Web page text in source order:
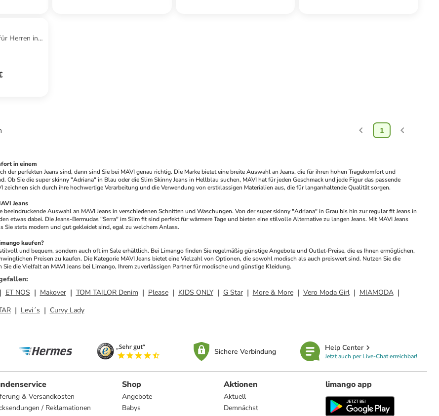
Herren in
1
in einem
der perfekten Jeans sind, dann sind Sie bei MAVI genau richtig. Die Marke bietet eine breite Auswahl an Jeans, die für ihren hohen Tragekomfort und
Ob Sie die super skinny "Adriana" in Blau oder die Slim Skinny Jeans in Hellblau suchen, MAVI hat für jeden Geschmack und jede Figur das passende
zeichnen sich durch ihre hochwertige Verarbeitung und die Verwendung von erstklassigen Materialien aus, die für langanhaltende Qualität sorgen.
Jeans
beeindruckende Auswahl an MAVI Jeans in verschiedenen Schnitten und Waschungen. Von der super skinny "Adriana" in Grau bis hin zur regular fit Jeans in
etwas dabei. Die Jeans-Bermudas "Serra" im Slim fit sind perfekt für wärmere Tage und bieten eine stilvolle Alternative zu langen Jeans. Mit MAVI Jeans
Sie stets modern und gut gekleidet sind, egal zu welchem Anlass.
kaufen?
und bequem, sondern auch oft im Sale erhältlich. Bei Limango finden Sie regelmäßig günstige Angebote und Outlet-Preise, die es Ihnen ermöglichen,
Preisen zu kaufen. Die Kategorie MAVI Jeans bietet eine Vielzahl von Optionen, die sowohl modisch als auch preiswert sind. Nutzen Sie die
Sie die Vielfalt an MAVI Jeans bei Limango, Ihrem zuverlässigen Partner für modische und günstige Kleidung.
:
ET NOS Makover TOM TAILOR Denim Please KIDS ONLY G Star More & More Vero Moda Girl
MIAMODA
Levi´s Curvy Lady
Sichere Verbindung Help Center
Jetzt auch per Live-Chat erreichbar!
& Versandkosten
/ Reklamationen
Shop
Angebote
Babys
Aktionen
Aktuell
Demnächst
limango app